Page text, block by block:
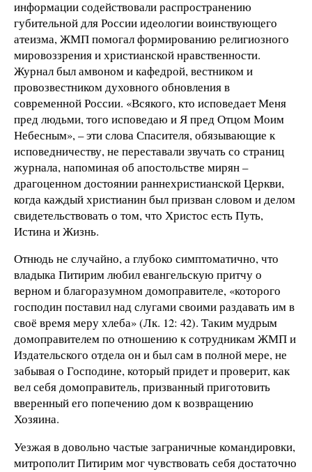
информации содействовали распространению
губительной для России идеологии воинствующего
атеизма, ЖМП помогал формированию религиозного
мировоззрения и христианской нравственности.
Журнал был амвоном и кафедрой, вестником и
провозвестником духовного обновления в
современной России. «Всякого, кто исповедает Меня
пред людьми, того исповедаю и Я пред Отцом Моим
Небесным», – эти слова Спасителя, обязывающие к
исповедничеству, не переставали звучать со страниц
журнала, напоминая об апостольстве мирян –
драгоценном достоянии раннехристианской Церкви,
когда каждый христианин был призван словом и делом
свидетельствовать о том, что Христос есть Путь,
Истина и Жизнь.
Отнюдь не случайно, а глубоко симптоматично, что
владыка Питирим любил евангельскую притчу о
верном и благоразумном домоправителе, «которого
господин поставил над слугами своими раздавать им в
своё время меру хлеба» (Лк. 12: 42). Таким мудрым
домоправителем по отношению к сотрудникам ЖМП и
Издательского отдела он и был сам в полной мере, не
забывая о Господине, который придет и проверит, как
вел себя домоправитель, призванный приготовить
вверенный его попечению дом к возвращению
Хозяина.
Уезжая в довольно частые заграничные командировки,
митрополит Питирим мог чувствовать себя достаточно